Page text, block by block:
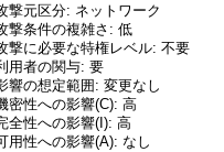
撃元区分: ネットワーク
撃条件の複雑さ: 低
撃に必要な特権レベル: 不要
用者の関与: 要
響の想定範囲: 変更なし
密性への影響(C): 高
全性への影響(I): 高
用性への影響(A): なし